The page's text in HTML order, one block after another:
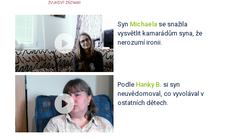
Syn Michaela se snažila
vysvětlit kamarádům syna, že
nerozumí ironii.
Podle Hanky B. si syn
neuvědomoval, co vyvolával v
ostatních dětech.